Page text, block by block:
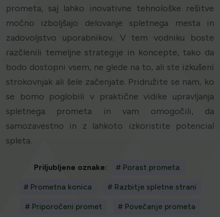
prometa, saj lahko inovativne tehnološke rešitve
močno izboljšajo delovanje spletnega mesta in
zadovoljstvo uporabnikov. V tem vodniku boste
razčlenili temeljne strategije in koncepte, tako da
bodo dostopni vsem, ne glede na to, ali ste izkušeni
strokovnjak ali šele začenjate. Pridružite se nam, ko
se bomo poglobili v praktične vidike upravljanja
spletnega prometa in vam omogočili, da
samozavestno in z lahkoto izkoristite potencial
spleta.
Priljubljene oznake: # Porast prometa
# Prometna konica # Razbitje spletne strani
# Priporočeni promet
# Povečanje prometa